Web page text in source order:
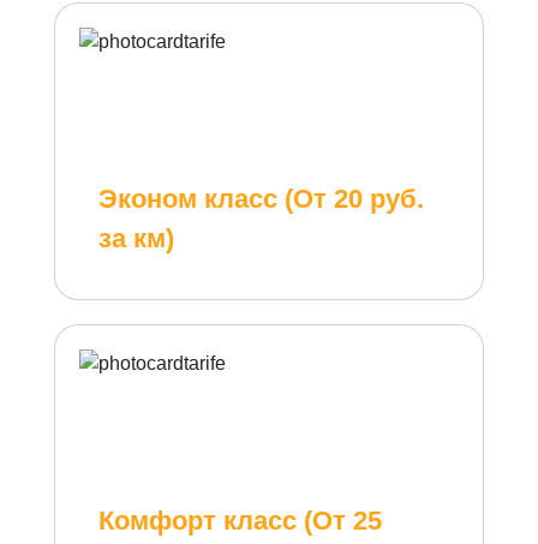
Эконом класс (От 20 руб.
за км)
Комфорт класс (От 25